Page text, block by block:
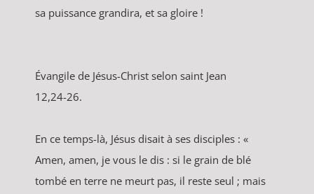
sa puissance grandira, et sa gloire !
Évangile de Jésus-Christ selon saint Jean
12,24-26.
En ce temps-là, Jésus disait à ses disciples : «
Amen, amen, je vous le dis : si le grain de blé
tombé en terre ne meurt pas, il reste seul ; mais